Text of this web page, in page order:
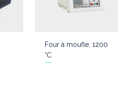
Four à moufle, 1200
°C